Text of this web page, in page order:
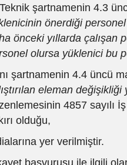
şartnamenin 4.3
önerdiği personel
önceki yıllarda çalışan
olursa yüklenici bu
şartnamenin 4.4 üncü
eleman
4857 sayılı
olduğu,
yer verilmiştir.
başvurusu ile ilgili